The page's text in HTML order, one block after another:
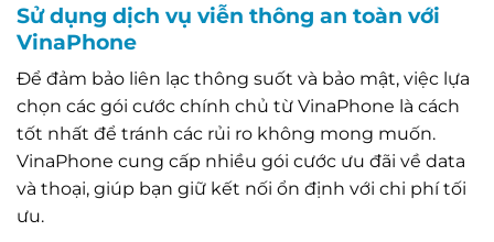
Sử dụng dịch vụ viễn thông an toàn với
VinaPhone
Để đảm bảo liên lạc thông suốt và bảo mật, việc lựa
chọn các gói cước chính chủ từ VinaPhone là cách
tốt nhất để tránh các rủi ro không mong muốn.
VinaPhone cung cấp nhiều gói cước ưu đãi về data
và thoại, giúp bạn giữ kết nối ổn định với chi phí tối
ưu.